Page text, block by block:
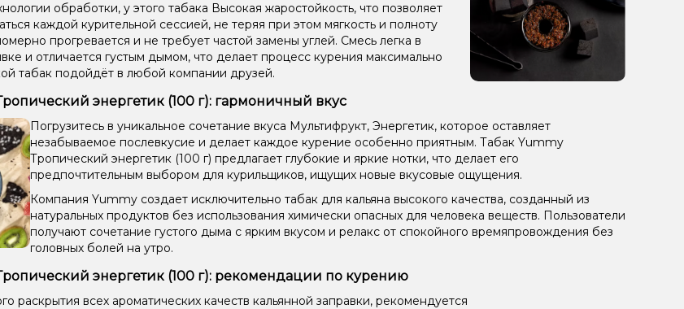
обработки, у этого табака Высокая жаростойкость, что позволяет
каждой курительной сессией, не теряя при этом мягкость и полноту
прогревается и не требует частой замены углей. Смесь легка в
и отличается густым дымом, что делает процесс курения максимально
табак подойдёт в любой компании друзей.
энергетик (100 г): гармоничный вкус
Погрузитесь в уникальное сочетание вкуса Мультифрукт, Энергетик, которое оставляет
незабываемое послевкусие и делает каждое курение особенно приятным. Табак Yummy
Тропический энергетик (100 г) предлагает глубокие и яркие нотки, что делает его
предпочтительным выбором для курильщиков, ищущих новые вкусовые ощущения.
Компания Yummy создает исключительно табак для кальяна высокого качества, созданный из
натуральных продуктов без использования химически опасных для человека веществ. Пользователи
получают сочетание густого дыма с ярким вкусом и релакс от спокойного времяпровождения без
головных болей на утро.
энергетик (100 г): рекомендации по курению
раскрытия всех ароматических качеств кальянной заправки, рекомендуется